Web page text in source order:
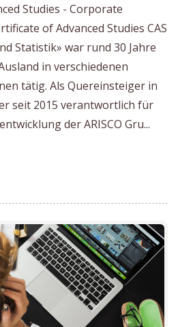
Studies - Corporate
of Advanced Studies CAS
Statistik» war rund 30 Jahre
in verschiedenen
tätig. Als Quereinsteiger in
seit 2015 verantwortlich für
der ARISCO Gru...